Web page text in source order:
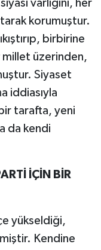
varlığını, her
korumuştur.
birbirine
millet üzerinden,
Siyaset
iddiasıyla
tarafta, yeni
da kendi
İÇİN BİR
yükseldiği,
Kendine